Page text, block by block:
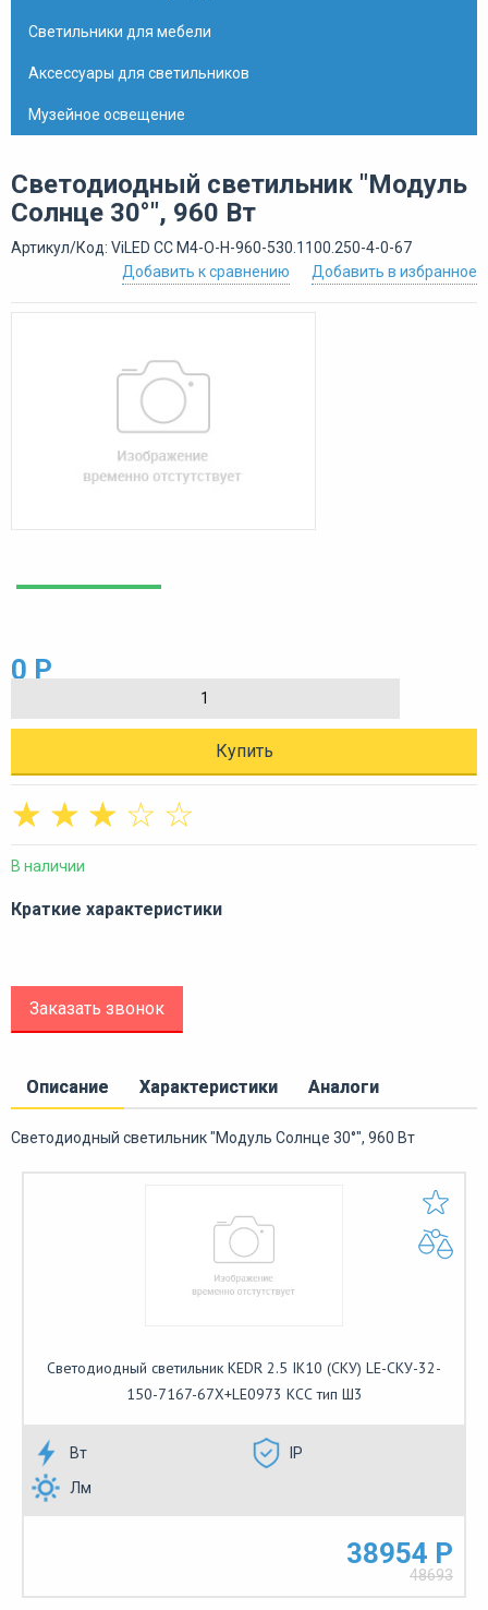
Светильники для мебели
Аксессуары для светильников
Музейное освещение
Светодиодный светильник "Модуль
Солнце 30°", 960 Вт
Артикул/Код: ViLED СС М4-О-Н-960-530.1100.250-4-0-67
Добавить в избранное
Добавить к сравнению
0 Р
Купить
☆
☆
☆
☆
☆
В наличии
Краткие характеристики
Заказать звонок
Описание Характеристики Аналоги
Светодиодный светильник "Модуль Солнце 30°", 960 Вт
Светодиодный светильник KEDR 2.5 IK10 (СКУ) LE-СКУ-32-
150-7167-67Х+LE0973 КСС тип Ш3
Вт
IP
Лм
38954 Р
48693